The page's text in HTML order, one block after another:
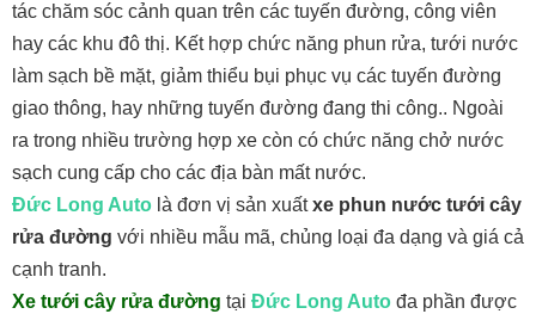
tác chăm sóc cảnh quan trên các tuyến đường, công viên
hay các khu đô thị. Kết hợp chức năng phun rửa, tưới nước
làm sạch bề mặt, giảm thiểu bụi phục vụ các tuyến đường
giao thông, hay những tuyến đường đang thi công.. Ngoài
ra trong nhiều trường hợp xe còn có chức năng chở nước
sạch cung cấp cho các địa bàn mất nước.
Đức Long Auto là đơn vị sản xuấtxe phun nước tưới cây
rửa đường với nhiều mẫu mã, chủng loại đa dạng và giá cả
cạnh tranh.
Xe tưới cây rửa đường tại Đức Long Auto đa phần được